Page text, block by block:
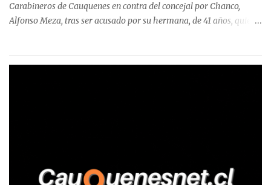
Carabineros de Cauquenes en contra del concejal por Chanco,
Alfonso Meza, tras ser acusado por su hermana, de 41 años, quien
relató que los hechos ocurrieron cerca de las 11:30 horas en el
trabajadores, el edil descendió del vehículo y, en medio de la
confrontación, la habría tomado de los hombros, empujado al